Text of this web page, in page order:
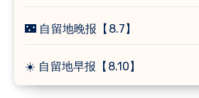
🌃 自留地晚报【8.7】
☀️ 自留地早报【8.10】